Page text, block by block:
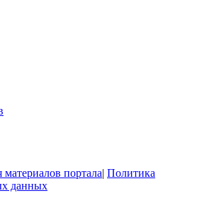
портала| Политика
данных